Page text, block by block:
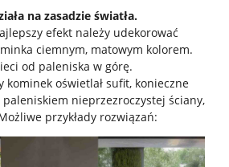
na zasadzie światła.
efekt należy udekorować
ciemnym, matowym kolorem.
od paleniska w górę.
kominek oświetlał sufit, konieczne
nieprzezroczystej ściany,
przykłady rozwiązań: